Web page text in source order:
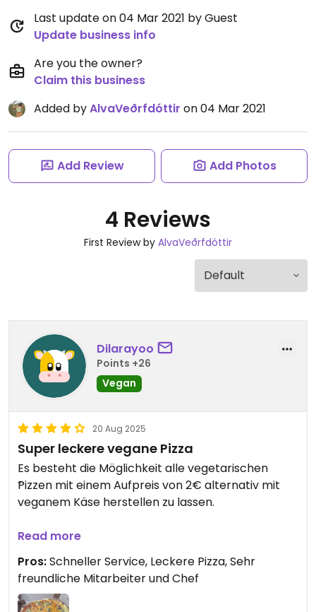
Last update on 04 Mar 2021 by Guest
Update business info
Are you the owner?
Claim this business
Added byAlvaVeðrfdóttir on 04 Mar 2021
Add Review Add Photos
4 Reviews
First Review by AlvaVeðrfdóttir
Dilarayoo
Points +26
Vegan
20 Aug 2025
Super leckere vegane Pizza
Es besteht die Möglichkeit alle vegetarischen
Pizzen mit einem Aufpreis von 2€ alternativ mit
veganem Käse herstellen zu lassen.
Wir finden sie super lecker. Wir haben die Peperoni
und die Funghi Pizza in vegan bestellt.
Lediglich Pizza-Mitnahme. Keine Sitzmöglichkeiten.
Read more
Pros:Schneller Service, Leckere Pizza, Sehr
freundliche Mitarbeiter und Chef